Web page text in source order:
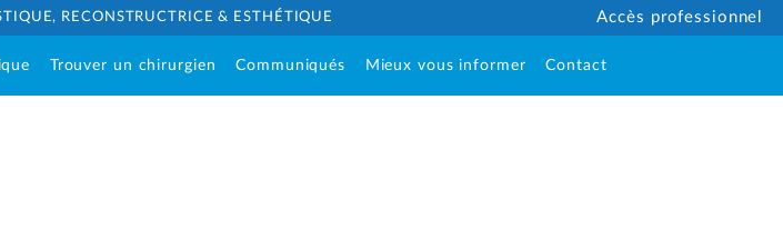
RECONSTRUCTRICE & ESTHÉTIQUE Accès professionnel
Trouver un chirurgien Communiqués Mieux vous informer Contact